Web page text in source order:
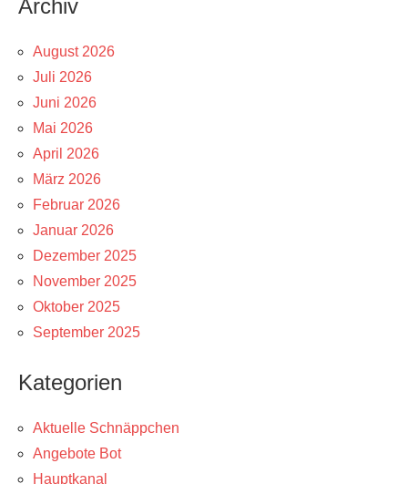
Archiv
August 2026
Juli 2026
Juni 2026
Mai 2026
April 2026
März 2026
Februar 2026
Januar 2026
Dezember 2025
November 2025
Oktober 2025
September 2025
Kategorien
Aktuelle Schnäppchen
Angebote Bot
Hauptkanal